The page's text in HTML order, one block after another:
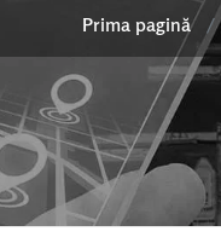
Prima pagină